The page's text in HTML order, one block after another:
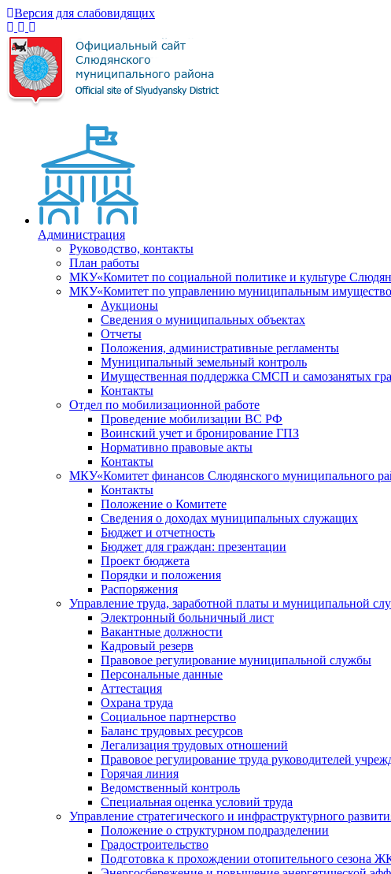
Версия для слабовидящих
Администрация
Руководство, контакты
План работы
МКУ«Комитет по социальной политике и культуре
МКУ«Комитет по управлению муниципальным
Аукционы
Сведения о муниципальных объектах
Отчеты
Положения, административные регламенты
Муниципальный земельный контроль
Имущественная поддержка СМСП и самозанятых
Контакты
Отдел по мобилизационной работе
Проведение мобилизации ВС РФ
Воинский учет и бронирование ГПЗ
Нормативно правовые акты
Контакты
МКУ«Комитет финансов Слюдянского муниципального
Контакты
Положение о Комитете
Сведения о доходах муниципальных служащих
Бюджет и отчетность
Бюджет для граждан: презентации
Проект бюджета
Порядки и положения
Распоряжения
Управление труда, заработной платы и муниципальной
Электронный больничный лист
Вакантные должности
Кадровый резерв
Правовое регулирование муниципальной службы
Персональные данные
Аттестация
Охрана труда
Социальное партнерство
Баланс трудовых ресурсов
Легализация трудовых отношений
Правовое регулирование труда руководителей
Горячая линия
Ведомственный контроль
Специальная оценка условий труда
Управление стратегического и инфраструктурного
Положение о структурном подразделении
Градостроительство
Подготовка к прохождении отопительного сезона